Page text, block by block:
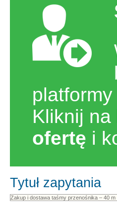
Kliknij
ofertę i
Tytuł zapytania